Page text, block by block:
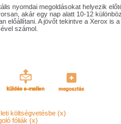
nyomdai megoldásokat helyezik
akár egy nap alatt 10-12
előállítani. A jövőt tekintve a Xerox is a
számol.
költségvetésbe (x)
fóliák (x)